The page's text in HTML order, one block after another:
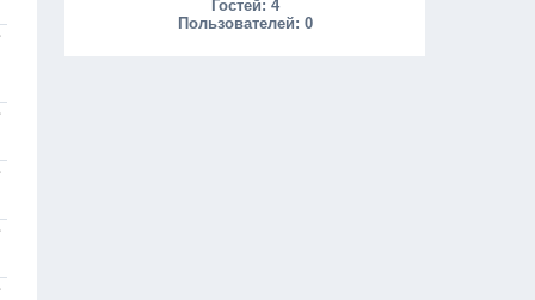
Гостей: 4
Пользователей: 0